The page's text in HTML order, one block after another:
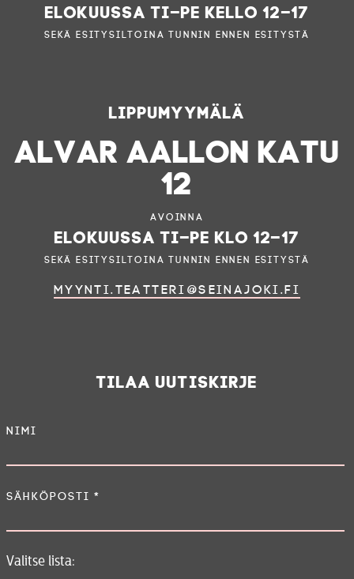
elokuussa ti–pe kello 12–17
sekä esitysiltoina tunnin ennen esitystä
Lippumyymälä
ALVAR AALLON KATU
12
Avoinna
elokuussa ti–pe klo 12–17
sekä esitysiltoina tunnin ennen esitystä
myynti.teatteri@seinajoki.fi
Tilaa uutiskirje
Nimi
Sähköposti *
Valitse lista: